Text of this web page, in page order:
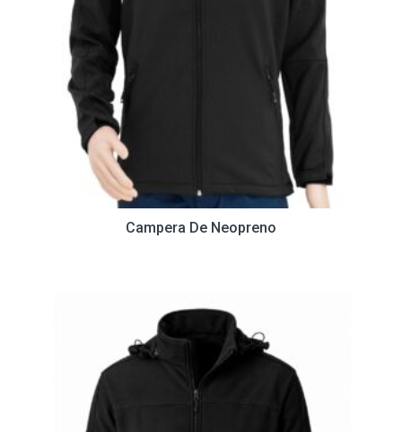
Campera De Neopreno